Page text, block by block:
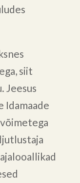
siit
Jeesus
Idamaade